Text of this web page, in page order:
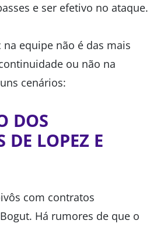
e ser efetivo no ataque.
na equipe não é das mais
ou não na
cenários:
DOS
DE LOPEZ E
com contratos
Há rumores de que o